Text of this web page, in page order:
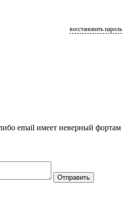
восстановить пароль
email имеет неверный фортам
Отправить